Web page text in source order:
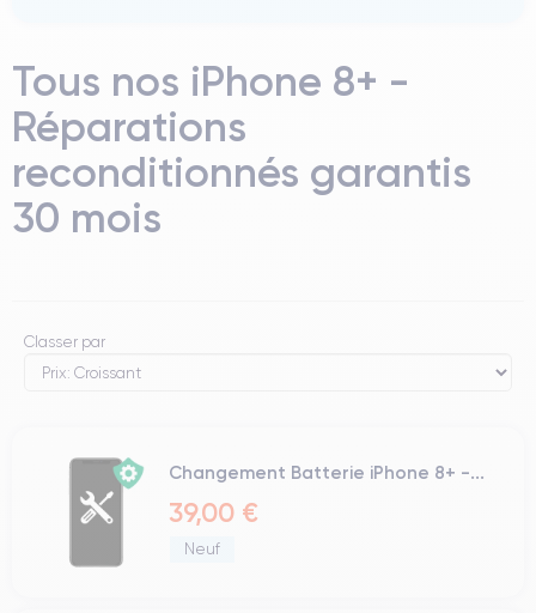
Tous nos iPhone 8+ -
Réparations
reconditionnés garantis
30 mois
Classer par
Changement Batterie iPhone 8+ -...
39,00 €
Neuf